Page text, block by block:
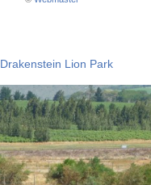
Drakenstein Lion Park